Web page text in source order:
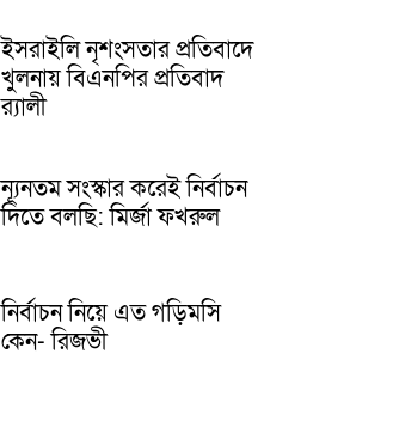
ইসরাইলি নৃশংসতার প্রতিবাদে
খুলনায় বিএনপির প্রতিবাদ
র‌্যালী
ন্যূনতম সংস্কার করেই নির্বাচন
দিতে বলছি: মির্জা ফখরুল
নির্বাচন নিয়ে এত গড়িমসি
কেন- রিজভী